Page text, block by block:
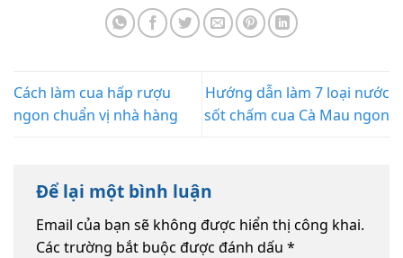
Cách làm cua hấp rượu
ngon chuẩn vị nhà hàng
Hướng dẫn làm 7 loại nước
sốt chấm cua Cà Mau ngon
Để lại một bình luận
Email của bạn sẽ không được hiển thị công khai.
Các trường bắt buộc được đánh dấu *